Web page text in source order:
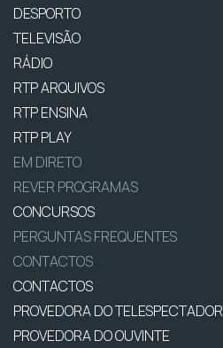
DESPORTO
TELEVISÃO
RÁDIO
RTP ARQUIVOS
RTP ENSINA
RTP PLAY
EM DIRETO
REVER PROGRAMAS
CONCURSOS
PERGUNTAS FREQUENTES
CONTACTOS
CONTACTOS
PROVEDORA DO TELESPECTADOR
PROVEDORA DO OUVINTE